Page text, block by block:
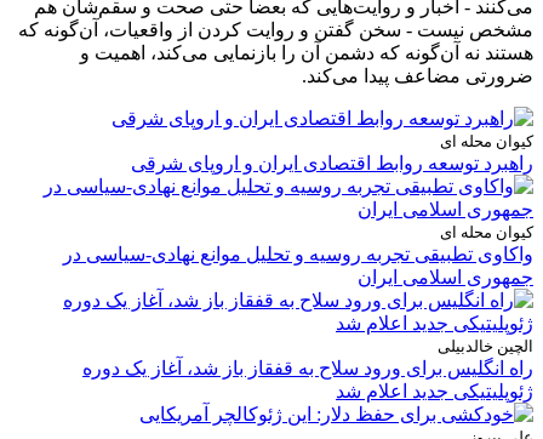
می‌کنند - اخبار و روایت‌هایی که بعضاً حتی صحت و سقم‌شان هم
مشخص نیست - سخن گفتن و روایت کردن از واقعیات، آن‌گونه که
هستند نه آن‌گونه که دشمن آن را بازنمایی می‌کند، اهمیت و
ضرورتی مضاعف پیدا می‌کند.
کیوان محله ای
راهبرد توسعه روابط اقتصادی ایران و اروپای شرقی
کیوان محله ای
واکاوی تطبیقی تجربه روسیه و تحلیل موانع نهادی-سیاسی در
جمهوری اسلامی ایران
الچین خالدبیلی
راه انگلیس برای ورود سلاح به قفقاز باز شد، آغاز یک دوره
ژئوپلیتیکی جدید اعلام شد